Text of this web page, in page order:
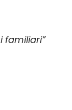
familiari”